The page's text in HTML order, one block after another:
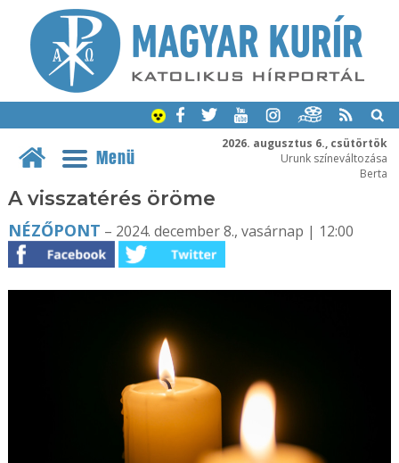
2026. augusztus 6., csütörtök
Urunk színeváltozása
Berta
Menü
A visszatérés öröme
NÉZŐPONT – 2024. december 8., vasárnap | 12:00